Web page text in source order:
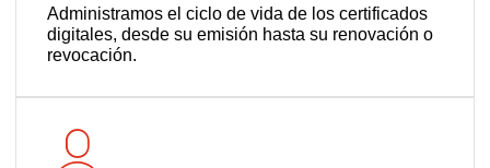
Administramos el ciclo de vida de los certificados
digitales, desde su emisión hasta su renovación o
revocación.